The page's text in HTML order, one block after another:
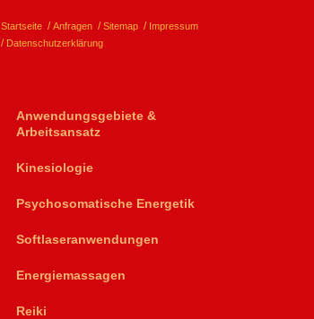
Startseite Anfragen Sitemap
Impressum
Datenschutzerklärung
Anwendungsgebiete &
Arbeitsansatz
Kinesiologie
Psychosomatische Energetik
Softlaseranwendungen
Energiemassagen
Reiki